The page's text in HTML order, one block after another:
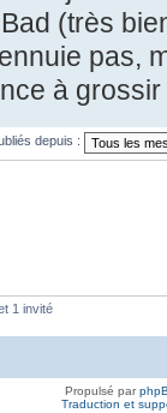
(très
pas,
à
depuis :
1 invité
Propulsé par
Traduction et